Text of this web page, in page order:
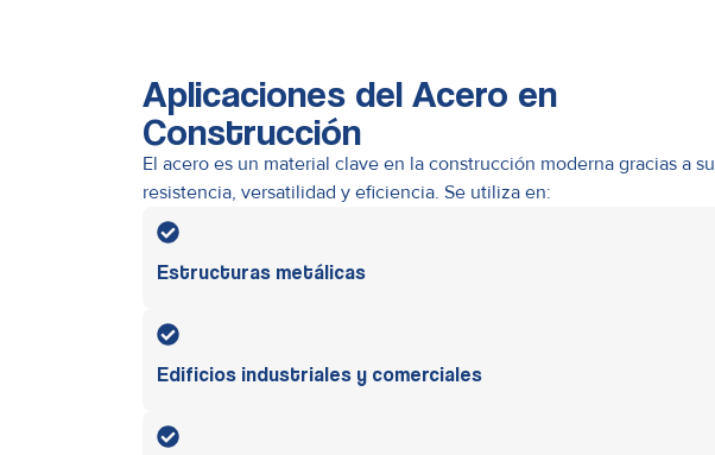
Aplicaciones del Acero en
Construcción
El acero es un material clave en la construcción moderna gracias a su
resistencia, versatilidad y eficiencia. Se utiliza en:
Estructuras metálicas
Edificios industriales y comerciales